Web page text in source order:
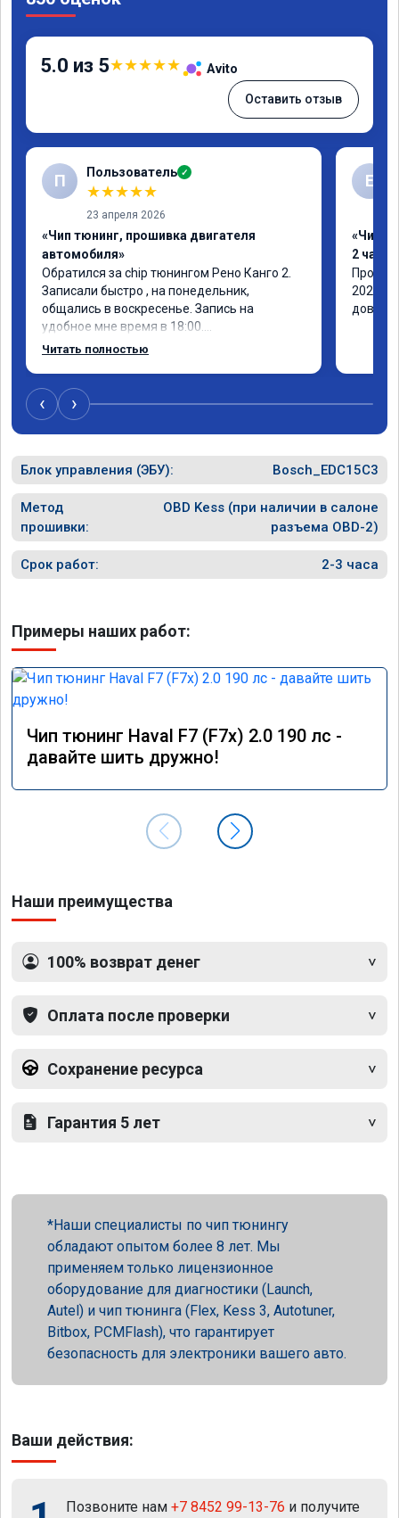
5.0 из 5★★★★★ Avito
Оставить отзыв
П Пользователь ✓
★★★★★
23 апреля 2026
«Чип тюнинг, прошивка двигателя
автомобиля»
Обратился за chip тюнингом Рено Канго 2.
Записали быстро , на понедельник,
общались в воскресенье. Запись на
удобное мне время в 18:00.
Работу выполнили за 30 минут,
Читать полностью
Е
«Чип
2 часа»
2021
‹ ›
Блок управления (ЭБУ): Bosch_EDC15C3
Метод
прошивки:
OBD Kess (при наличии в салоне
разъема OBD-2)
Срок работ: 2-3 часа
Примеры наших работ:
Чип тюнинг Haval F7 (F7x) 2.0 190 лс -
давайте шить дружно!
Наши преимущества
100% возврат денег
Оплата после проверки
Сохранение ресурса
Гарантия 5 лет
Наши специалисты по чип тюнингу
обладают опытом более 8 лет. Мы
применяем только лицензионное
оборудование для диагностики (Launch,
Autel) и чип тюнинга (Flex, Kess 3, Autotuner,
Bitbox, PCMFlash), что гарантирует
безопасность для электроники вашего авто.
Ваши действия:
Позвоните нам +7 8452 99-13-76 и получите